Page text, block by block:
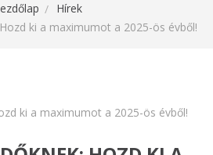
Hírek
ki a maximumot a 2025-ös évből!